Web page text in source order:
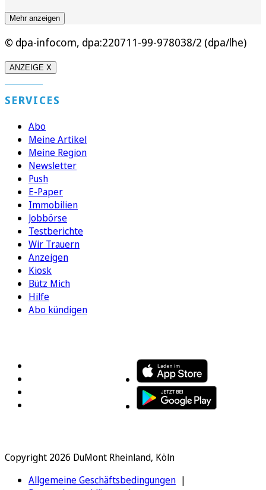
Mehr anzeigen
© dpa-infocom, dpa:220711-99-978038/2 (dpa/lhe)
ANZEIGE X
SERVICES
Abo
Meine Artikel
Meine Region
Newsletter
Push
E-Paper
Immobilien
Jobbörse
Testberichte
Wir Trauern
Anzeigen
Kiosk
Bütz Mich
Hilfe
Abo kündigen
Copyright 2026 DuMont Rheinland, Köln
Allgemeine Geschäftsbedingungen